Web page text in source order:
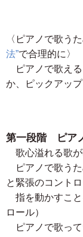
〈ピアノで歌う
法”で合理的に〉
ピアノで歌える
か、ピックアップ
第一段階 ピア
歌心溢れる歌が
ピアノで歌うた
と緊張のコントロ
指を動かすこと
ロール）
ピアノで歌って